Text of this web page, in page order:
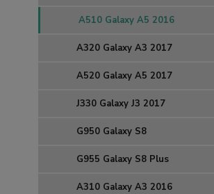
A510 Galaxy A5 2016
A320 Galaxy A3 2017
A520 Galaxy A5 2017
J330 Galaxy J3 2017
G950 Galaxy S8
G955 Galaxy S8 Plus
A310 Galaxy A3 2016